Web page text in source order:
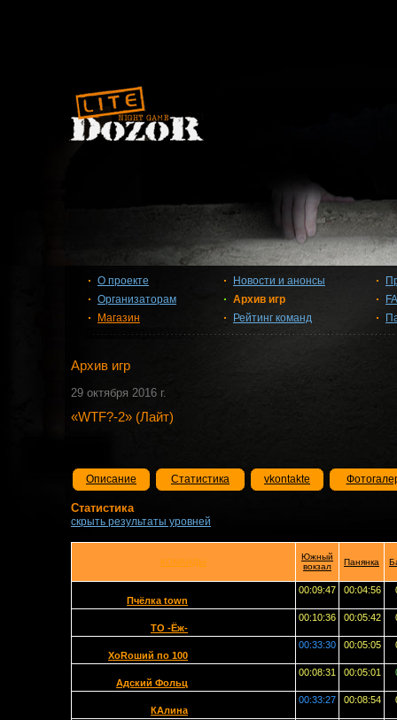
О проекте
Организаторам
Магазин
Новости и анонсы
Архив игр
Рейтинг команд
Архив игр
29 октября 2016 г.
«WTF?-2» (Лайт)
Описание Статистика vkontakte
Статистика
скрыть результаты уровней
КОМАНДЫ
Южный
вокзал
Панянка
Пчёлка town
00:09:47 00:04:56
ТО -Ёж-
00:10:36 00:05:42
ХоRоший по 100
00:33:30 00:05:05
Адский Фольц
00:08:31 00:05:01
КАлина
00:33:27 00:08:54